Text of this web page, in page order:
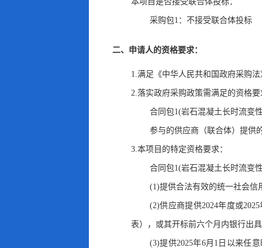
采购包1：不接受联合体投标
二、申请人的资格要求：
1.满足《中华人民共和国政府采购
2.落实政府采购政策需满足的资格要
合同包1(岩石混凝土长时流变
参与的供应商（联合体）提供
3.本项目的特定资格要求：
合同包1(岩石混凝土长时流变
(1)提供合法有效的统一社会信
(2)供应商提供2024年度或
表） ， 或其开标前六个月内银行出
(3)提供2025年6月1日以来任